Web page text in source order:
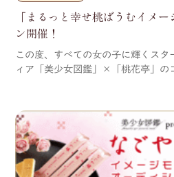
「まるっと幸せ桃ばうむイメ
ン開催！
この度、すべての女の子に輝くス
ィア「美少女図鑑」×「桃花亭」